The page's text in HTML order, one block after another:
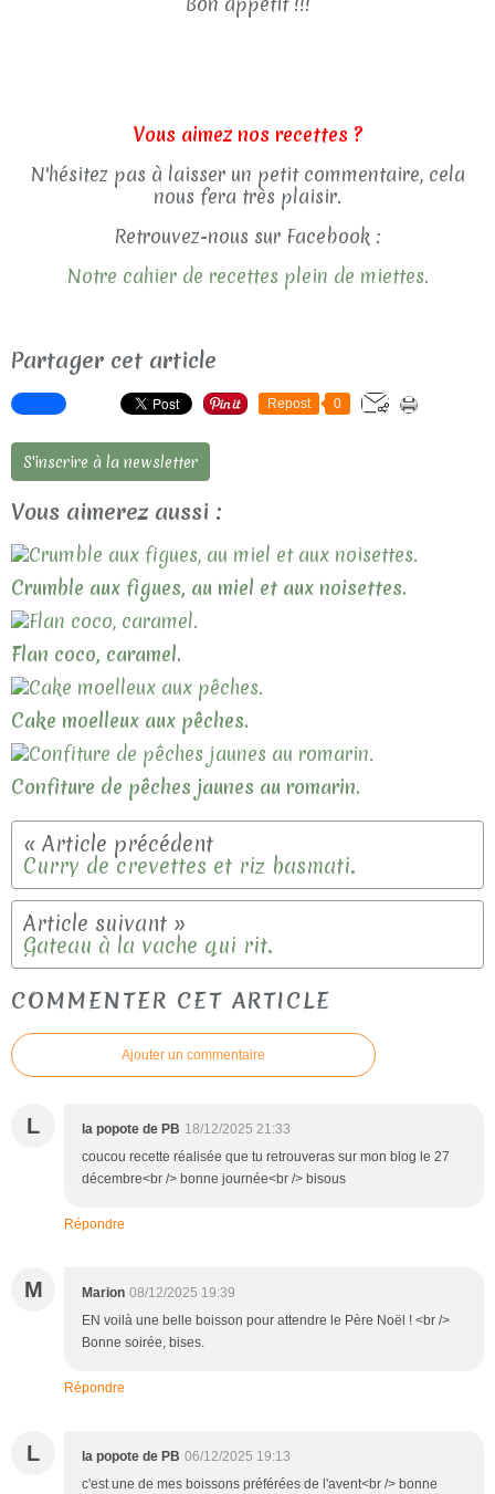
Vous aimez nos recettes ?
N'hésitez pas à laisser un petit commentaire, cela
nous fera très plaisir.
Retrouvez-nous sur Facebook :
Notre cahier de recettes plein de miettes.
Partager cet article
Repost 0
S'inscrire à la newsletter
Vous aimerez aussi :
Crumble aux figues, au miel et aux noisettes.
Flan coco, caramel.
Cake moelleux aux pêches.
Confiture de pêches jaunes au romarin.
Curry de crevettes et riz basmati.
Gateau à la vache qui rit.
COMMENTER CET ARTICLE
Ajouter un commentaire
L la popote de PB 18/12/2025 21:33
coucou recette réalisée que tu retrouveras sur mon blog le 27
décembre<br /> bonne journée<br /> bisous
Répondre
M Marion 08/12/2025 19:39
EN voilà une belle boisson pour attendre le Père Noël ! <br />
Bonne soirée, bises.
Répondre
L la popote de PB 06/12/2025 19:13
c'est une de mes boissons préférées de l'avent<br /> bonne